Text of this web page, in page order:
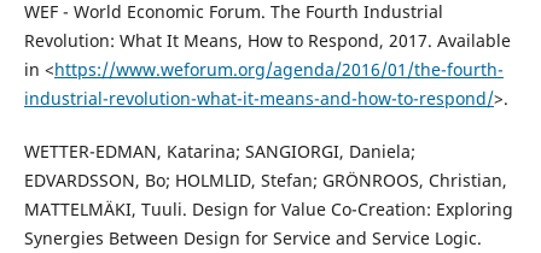
WEF - World Economic Forum. The Fourth Industrial
Revolution: What It Means, How to Respond, 2017. Available
in <https://www.weforum.org/agenda/2016/01/the-fourth-
industrial-revolution-what-it-means-and-how-to-respond/>.
WETTER-EDMAN, Katarina; SANGIORGI, Daniela;
EDVARDSSON, Bo; HOLMLID, Stefan; GRÖNROOS, Christian,
MATTELMÄKI, Tuuli. Design for Value Co-Creation: Exploring
Synergies Between Design for Service and Service Logic.